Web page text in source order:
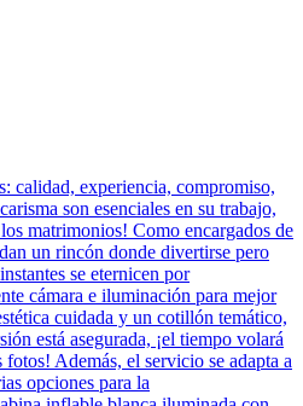
calidad, experiencia, compromiso,
son esenciales en su trabajo,
matrimonios! Como encargados de
un rincón donde divertirse pero
se eternicen por
cámara e iluminación para mejor
cuidada y un cotillón temático,
está asegurada, ¡el tiempo volará
Además, el servicio se adapta a
opciones para la